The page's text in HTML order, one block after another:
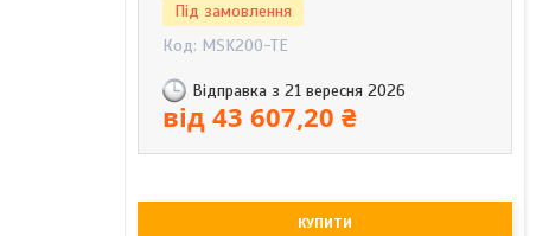
Під замовлення
Код: MSK200-TE
Відправка з 21 вересня 2026
від 43 607,20 ₴
КУПИТИ